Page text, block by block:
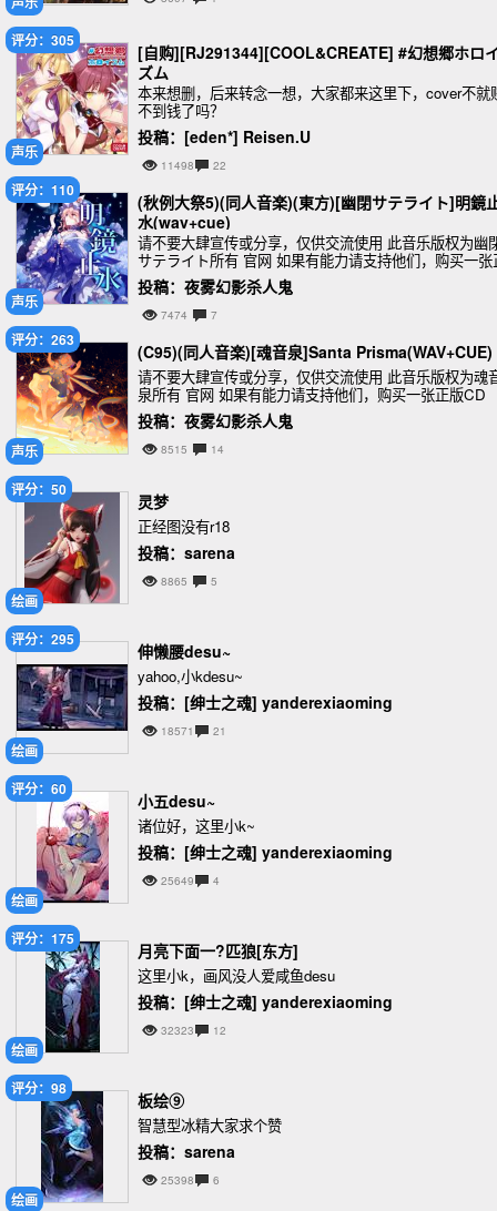
声乐
评分：305
[自购][RJ291344][COOL&CREATE] #幻想郷ホロ
ズム
本来想删，后来转念一想，大家都来这里下，cover不就
不到钱了吗？
投稿：[eden*] Reisen.U
11498 22
声乐
评分：110
(秋例大祭5)(同人音楽)(東方)[幽閉サテライト]明鏡
水(wav+cue)
请不要大肆宣传或分享，仅供交流使用 此音乐版权为幽
サテライト所有 官网 如果有能力请支持他们，购买一张
版CD
投稿：夜雾幻影杀人鬼
7474 7
声乐
评分：263
(C95)(同人音楽)[魂音泉]Santa Prisma(WAV+CUE)
请不要大肆宣传或分享，仅供交流使用 此音乐版权为魂
泉所有 官网 如果有能力请支持他们，购买一张正版CD
投稿：夜雾幻影杀人鬼
8515 14
绘画
评分：50
灵梦
正经图没有r18
投稿：sarena
8865 5
绘画
评分：295
伸懒腰desu~
yahoo,小kdesu~
投稿：[绅士之魂] yanderexiaoming
18571 21
绘画
评分：60
小五desu~
诸位好，这里小k~
投稿：[绅士之魂] yanderexiaoming
25649 4
绘画
评分：175
月亮下面一?匹狼[东方]
这里小k，画风没人爱咸鱼desu
投稿：[绅士之魂] yanderexiaoming
32323 12
绘画
评分：98
板绘⑨
智慧型冰精大家求个赞
投稿：sarena
25398 6